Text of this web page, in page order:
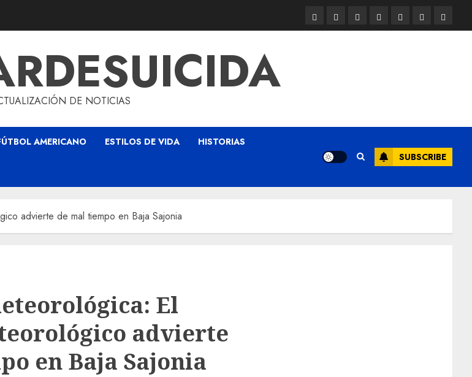
DE NOTICIAS
AMERICANO ESTILOS DE VIDA HISTORIAS
SUBSCRIBE
advierte de mal tiempo en Baja Sajonia
El
advierte
en Baja Sajonia